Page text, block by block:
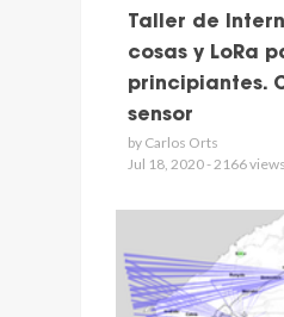
Taller de
cosas y LoRa
principiantes.
sensor
by Carlos Orts
Jul 18, 2020 - 2166 views